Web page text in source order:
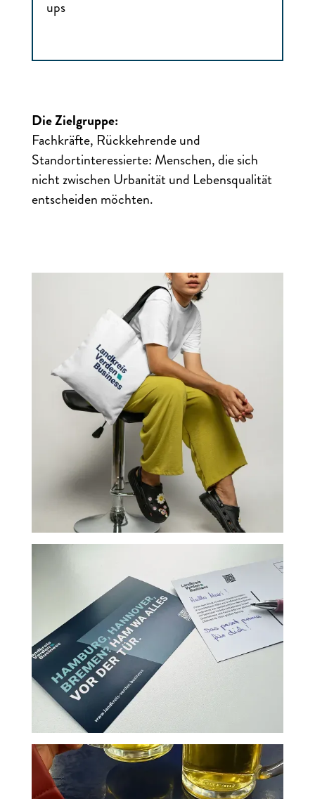
ups
Die Zielgruppe:
Fachkräfte, Rückkehrende und
Standortinteressierte: Menschen, die sich
nicht zwischen Urbanität und Lebensqualität
entscheiden möchten.